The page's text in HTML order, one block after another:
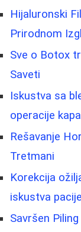
Hijaluronski
Prirodnom
Sve o Botox
Saveti
Iskustva sa
operacije
Rešavanje
Tretmani
Korekcija
iskustva
Savršen